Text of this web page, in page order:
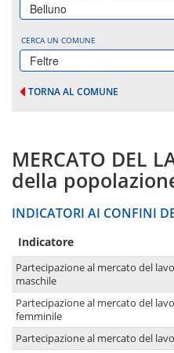
Belluno
CERCA UN COMUNE
Feltre
TORNA AL COMUNE
MERCATO DEL
della
INDICATORI AI CONFINI
Indicatore
Partecipazione al mercato del
maschile
Partecipazione al mercato del
femminile
Partecipazione al mercato del